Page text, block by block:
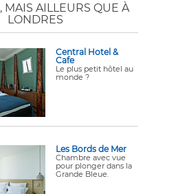
, MAIS AILLEURS QUE À
LONDRES
Central Hotel &
Cafe
Le plus petit hôtel au
monde ?
Les Bords de Mer
Chambre avec vue
pour plonger dans la
Grande Bleue.